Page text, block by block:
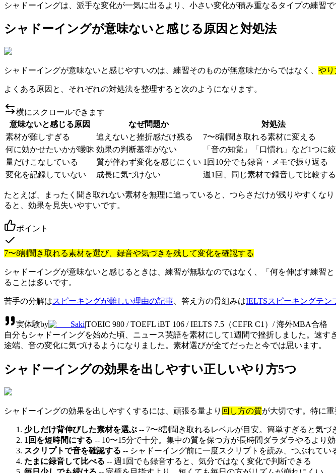
シャドーイングは、派手な変化が一気に出るより、小さい変化が積み重なるタイプの練習
シャドーイングが意味ないと感じる原因と対処法
シャドーイングが意味ないと感じやすいのは、練習そのものが無意味だからではなく、 やり
よくある原因と、それぞれの対処法を整理すると次のようになります。
横にスクロールできます
意味ないと感じる原因
なぜ問題か
対処法
素材が難しすぎる
追えないと挫折感だけ残る
7〜8割聞き取れる素材に変える
何に効かせたいかが曖昧 効果の判断基準がない
「音の知覚」「口慣れ」など1つに
量だけこなしている
質が伴わず変化を感じにくい 1回10分でも録音・メモで振り返る
変化を記録していない
成長に気づけない 週1回、同じ素材で録音して比較する
たとえば、まったく聞き取れない素材を無理に追っていると、つらさだけが残りやすくな
ると、効果を見失いやすいです。
ポイント
7〜8割聞き取れる素材を選び、録音や気づきを残して変化を確認する
シャドーイングが意味ないと感じるときは、練習が無駄なのではなく、「何を伸ばす練習
ることは多いです。
苦手の分解はスピーキングが難しい理由の記事 、答え方の骨組みはIELTSスピーキングテン
実体験by Saki|TOEIC 980 / TOEFL iBT 106 / IELTS 7.5（CEFR C1）/ 海外MBA合格
自分もシャドーイングを始めた頃、ニュース英語を素材にして1週間で挫折しました。速
途端、音の変化に気づけるようになりました。素材選びが全てだったと今では思います。
シャドーイングの効果を出しやすい正しいやり方5つ
シャドーイングの効果を出しやすくするには、頑張る量より 回し方の質が大切です。特に重
少しだけ背伸びした素材を選ぶ -- 7〜8割聞き取れるレベルが目安。簡単すぎると気
1回を短時間にする -- 10〜15分で十分。集中の質を保つ方が長時間ダラダラやるより
スクリプトで音を確認する -- シャドーイング前に一度スクリプトを読み、つぶれてい
たまに録音して比べる -- 週1回でも録音すると、気分ではなく変化で判断できる